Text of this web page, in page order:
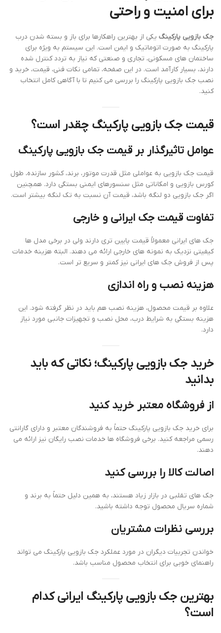
برای امنیت و راحتی
جک بازویی پارکینگ یکی از بهترین راهکارها برای باز و بسته شدن درب
پارکینگ به صورت اتوماتیک و ایمن است. این سیستم به ویژه برای
ساختمان های مسکونی، تجاری و صنعتی که نیاز به تردد کنترل شده
دارند، بسیار کارآمد است. در این صفحه، تمامی نکات فنی، قیمت، خرید و
نصب جک بازویی پارکینگ را بررسی می کنیم تا با آگاهی کامل انتخاب
کنید.
قیمت جک بازویی پارکینگ چقدر است؟
عوامل تاثیرگذار بر قیمت جک بازویی پارکینگ
قیمت جک بازویی به عواملی مثل قدرت موتور، برند، کشور سازنده، طول
کورس بازویی و امکاناتی مثل سنسورهای ایمنی بستگی دارد. همچنین
اگر جک بازویی دو لنگه باشد، قیمت آن نسبت به تک لنگه بیشتر است.
تفاوت قیمت جک ایرانی و خارجی
جک های ایرانی معمولاً قیمت پایین تری دارند ولی در برخی مدل ها
کیفیتی نزدیک به نمونه های خارجی ارائه می دهند. البته هزینه خدمات
پس از فروش جک های ایرانی نیز کمتر و سریع تر است.
هزینه نصب و راه اندازی
علاوه بر قیمت محصول، هزینه نصب هم باید در نظر گرفته شود. این
هزینه بستگی به شرایط درب، محل نصب و تجهیزات جانبی مورد نیاز
دارد.
خرید جک بازویی پارکینگ؛ نکاتی که باید
بدانید
از فروشگاه معتبر خرید کنید
برای خرید جک بازویی پارکینگ حتماً به فروشندگان معتبر و دارای گارانتی
رسمی مراجعه کنید. برخی فروشگاه ها خدمات نصب رایگان نیز ارائه می
دهند.
اصالت کالا را بررسی کنید
جک های تقلبی در بازار زیاد هستند، به همین دلیل حتماً به برند و
شماره سریال محصول توجه داشته باشید.
بررسی نظرات مشتریان
خواندن تجربیات دیگران در مورد عملکرد جک بازویی پارکینگ می تواند
راهنمای خوبی برای انتخاب محصول مناسب باشد.
بهترین جک بازویی پارکینگ ایرانی کدام
است؟